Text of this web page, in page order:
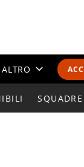
ALTRO
CALENDARI ESQUADRE